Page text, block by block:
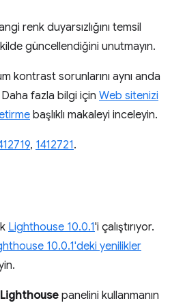
renk duyarsızlığını temsil
güncellendiğini unutmayın.
kontrast sorunlarını aynı anda
fazla bilgi için Web sitenizi
başlıklı makaleyi inceleyin.
, 1412721.
Lighthouse 10.0.1'i çalıştırıyor.
10.0.1'deki yenilikler
Lighthouse panelini kullanmanın